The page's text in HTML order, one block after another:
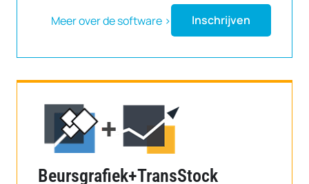
Meer over de software > Inschrijven
Beursgrafiek+TransStock